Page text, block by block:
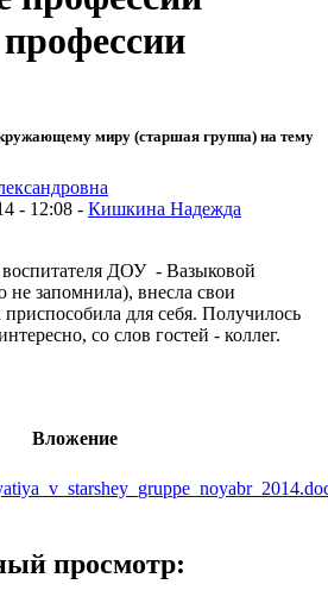
миру (старшая группа) на тему
- 12:08 - Кишкина Надежда
воспитателя ДОУ - Вазыковой
запомнила), внесла свои
для себя. Получилось
со слов гостей - коллег.
Вложение
просмотр: